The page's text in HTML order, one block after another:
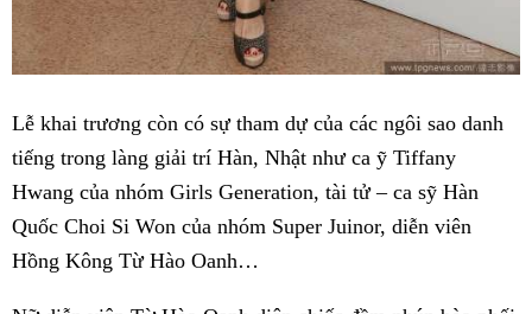
Lễ khai trương còn có sự tham dự của các ngôi sao danh
tiếng trong làng giải trí Hàn, Nhật như ca ỹ Tiffany
Hwang của nhóm Girls Generation, tài tử – ca sỹ Hàn
Quốc Choi Si Won của nhóm Super Juinor, diễn viên
Hồng Kông Từ Hào Oanh…